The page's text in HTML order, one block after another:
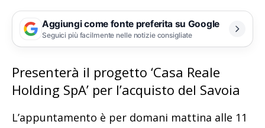
Aggiungi come fonte preferita su Google
Seguici più facilmente nelle notizie consigliate
Presenterà il progetto ‘Casa Reale
Holding SpA’ per l’acquisto del Savoia
L’appuntamento è per domani mattina alle 11